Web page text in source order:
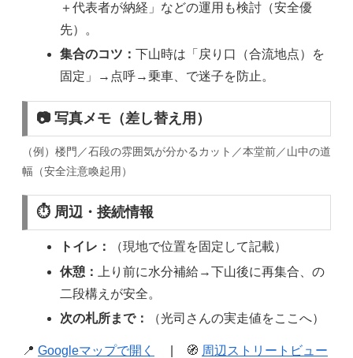
＋代表者が納経」などの運用も検討（安全優
先）。
集合のコツ：下山時は「戻り口（合流地点）を
固定」→点呼→乗車、で迷子を防止。
📷 写真メモ（差し替え用）
（例）楼門／石段の雰囲気が分かるカット／本堂前／山中の道
幅（安全注意喚起用）
⏱ 周辺・接続情報
トイレ：
（現地で位置を固定して記載）
休憩：
上り前に水分補給→下山後に再集合、の
二段構えが安全。
次の札所まで：
（光司さんの実走値をここへ）
📍 Googleマップで開く | 🧭 周辺ストリートビュー